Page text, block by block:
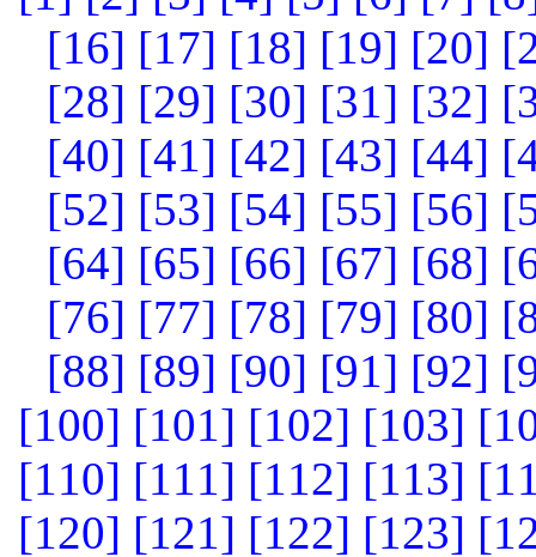
[16] [17] [18] [19] [20]
[28] [29] [30] [31] [32]
[40] [41] [42] [43] [44]
[52] [53] [54] [55] [56]
[64] [65] [66] [67] [68]
[76] [77] [78] [79] [80]
[88] [89] [90] [91] [92]
[100] [101] [102] [103]
[110] [111] [112] [113]
[120] [121] [122] [123]